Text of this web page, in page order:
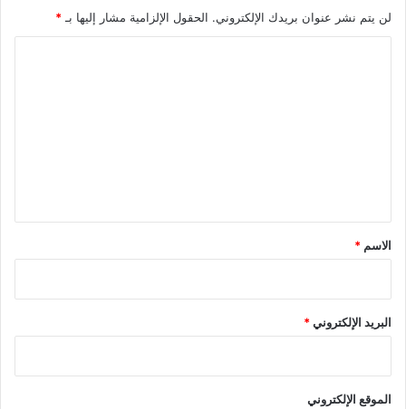
لن يتم نشر عنوان بريدك الإلكتروني. الحقول الإلزامية مشار إليها بـ *
*
الاسم *
البريد الإلكتروني*
الموقع الإلكتروني